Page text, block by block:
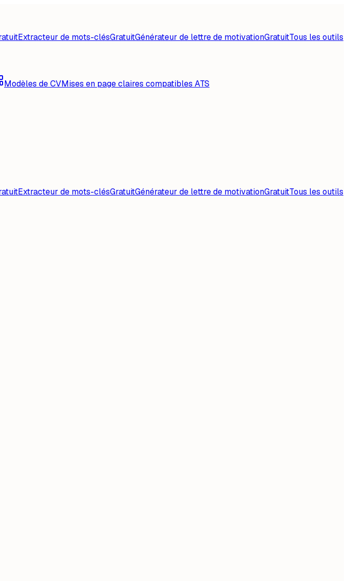
Extracteur de mots-clésGratuitGénérateur de lettre de motivationGratuitTous les outils
Modèles de CVMises en page claires compatibles ATS
Extracteur de mots-clésGratuitGénérateur de lettre de motivationGratuitTous les outils